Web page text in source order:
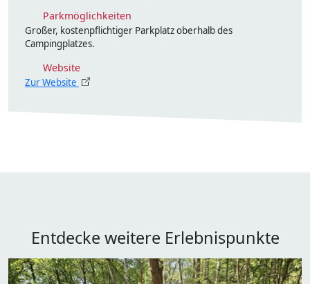
Parkmöglichkeiten
Großer, kostenpflichtiger Parkplatz oberhalb des
Campingplatzes.
Website
Zur Website
Entdecke weitere Erlebnispunkte